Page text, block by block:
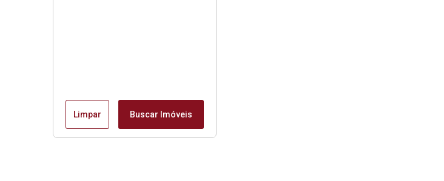
Limpar Buscar Imóveis